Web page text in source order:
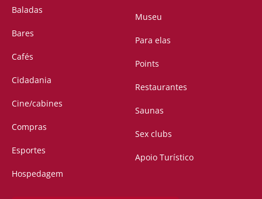
Baladas
Bares
Cafés
Cidadania
Cine/cabines
Compras
Esportes
Hospedagem
Museu
Para elas
Points
Restaurantes
Saunas
Sex clubs
Apoio Turístico